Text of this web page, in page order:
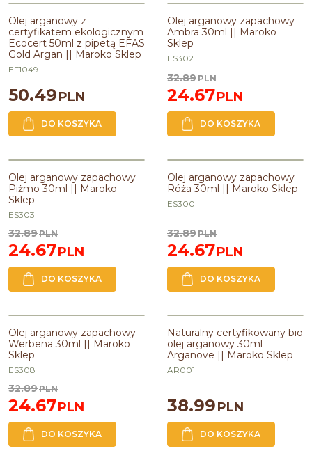
Olej arganowy z certyfikatem
ekologicznym Ecocert 50ml z
pipetą EFAS Gold Argan || Maroko
Sklep
Pojemność: 50ml
Olej arganowy z
certyfikatem ekologicznym
Ecocert 50ml z pipetą EFAS
Gold Argan || Maroko Sklep
EF1049
50.49PLN
DO KOSZYKA
Olej arganowy zapachowy Ambra
30ml || Maroko Sklep
Pojemność: 30ml
Olej arganowy zapachowy
Ambra 30ml || Maroko
Sklep
ES302
32.89PLN
24.67PLN
DO KOSZYKA
Olej arganowy zapachowy Piżmo
30ml || Maroko Sklep
Pojemność: 30ml
Olej arganowy zapachowy
Piżmo 30ml || Maroko
Sklep
ES303
32.89PLN
24.67PLN
DO KOSZYKA
Olej arganowy zapachowy Róża
30ml || Maroko Sklep
Pojemność
30ml
Olej arganowy zapachowy
Róża 30ml || Maroko Sklep
ES300
32.89PLN
24.67PLN
DO KOSZYKA
Olej arganowy zapachowy
Werbena 30ml || Maroko Sklep
Pojemność: 30ml
Olej arganowy zapachowy
Werbena 30ml || Maroko
Sklep
ES308
32.89PLN
24.67PLN
DO KOSZYKA
Naturalny bio olej arganowy 30ml
Arganove || Maroko Sklep
Pojemność: 30ml
Zawiera olej
arganowy
Naturalny certyfikowany bio
olej arganowy 30ml
Arganove || Maroko Sklep
AR001
38.99PLN
DO KOSZYKA